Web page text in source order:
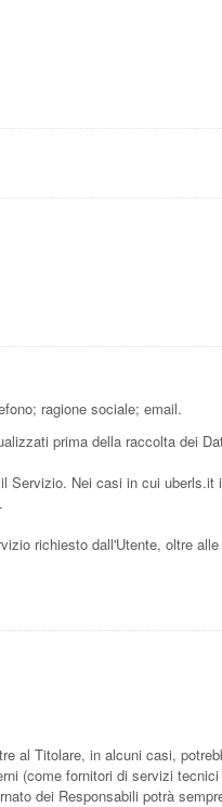
ragione sociale; email.
prima della raccolta dei
Servizio. Nei casi in cui uberls.it
richiesto dall'Utente, oltre
al Titolare, in alcuni casi,
(come fornitori di servizi
dei Responsabili potrà